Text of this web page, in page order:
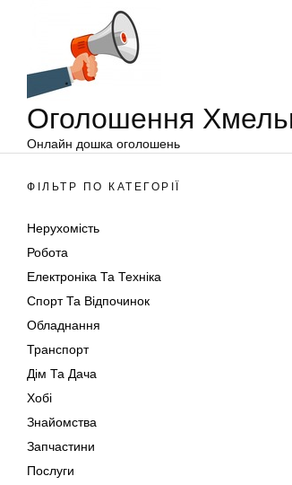
Оголошення
Онлайн дошка оголошень
ФІЛЬТР ПО КАТЕГОРІЇ
Нерухомість
Робота
Електроніка Та Техніка
Спорт Та Відпочинок
Обладнання
Транспорт
Дім Та Дача
Хобі
Знайомства
Запчастини
Послуги